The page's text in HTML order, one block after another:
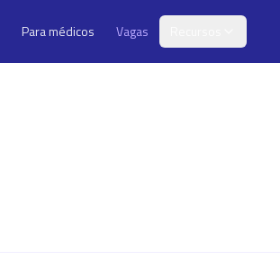
Para médicos Vagas